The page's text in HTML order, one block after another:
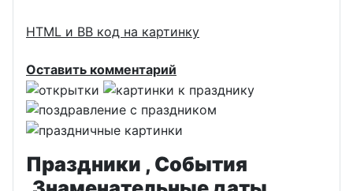
HTML и BB код на картинку
Оставить комментарий
Праздники , События